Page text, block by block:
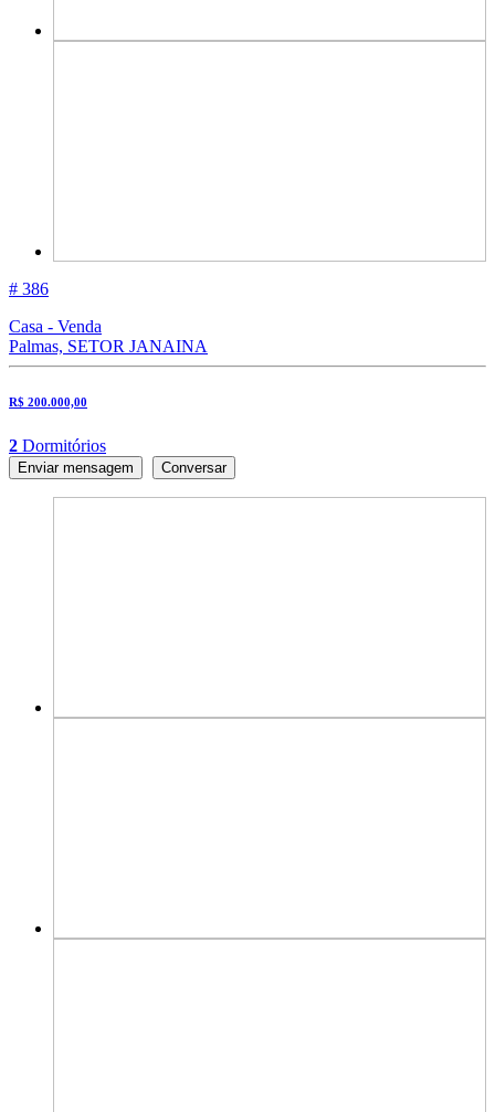
# 386
Casa - Venda
Palmas, SETOR JANAINA
R$ 200.000,00
2 Dormitórios
Enviar mensagem Conversar